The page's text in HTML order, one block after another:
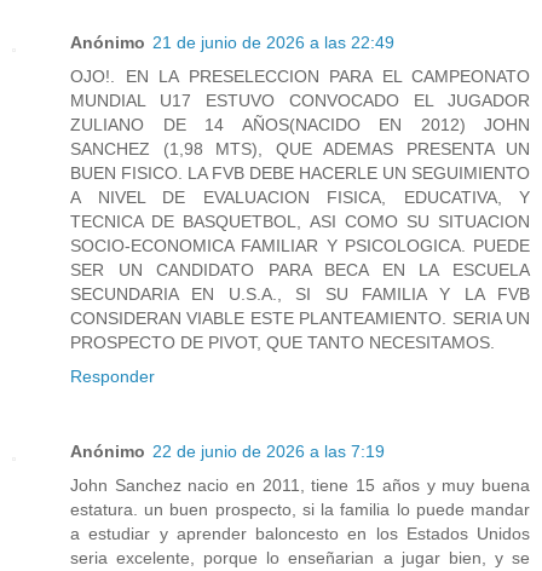
Anónimo 21 de junio de 2026 a las 22:49
OJO!. EN LA PRESELECCION PARA EL CAMPEONATO
MUNDIAL U17 ESTUVO CONVOCADO EL JUGADOR
ZULIANO DE 14 AÑOS(NACIDO EN 2012) JOHN
SANCHEZ (1,98 MTS), QUE ADEMAS PRESENTA UN
BUEN FISICO. LA FVB DEBE HACERLE UN SEGUIMIENTO
A NIVEL DE EVALUACION FISICA, EDUCATIVA, Y
TECNICA DE BASQUETBOL, ASI COMO SU SITUACION
SOCIO-ECONOMICA FAMILIAR Y PSICOLOGICA. PUEDE
SER UN CANDIDATO PARA BECA EN LA ESCUELA
SECUNDARIA EN U.S.A., SI SU FAMILIA Y LA FVB
CONSIDERAN VIABLE ESTE PLANTEAMIENTO. SERIA UN
PROSPECTO DE PIVOT, QUE TANTO NECESITAMOS.
Responder
Anónimo 22 de junio de 2026 a las 7:19
John Sanchez nacio en 2011, tiene 15 años y muy buena
estatura. un buen prospecto, si la familia lo puede mandar
a estudiar y aprender baloncesto en los Estados Unidos
seria excelente, porque lo enseñarian a jugar bien, y se